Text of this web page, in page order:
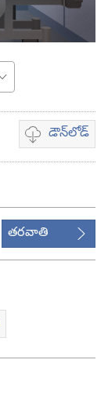
డౌన్‌లోడ్‌
వీడియో
డౌన్‌లోడ్‌
తరవాతి